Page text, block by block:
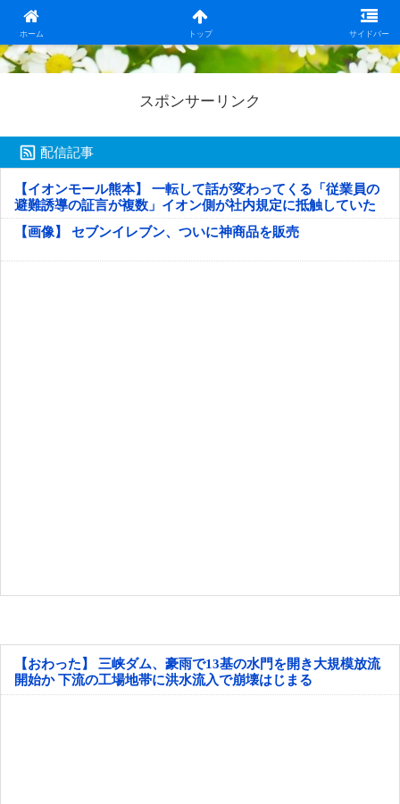
ホーム トップ サイドバー
日本第一！ニュース録
スポンサーリンク
配信記事
【イオンモール熊本】 一転して話が変わってくる「従業員の
避難誘導の証言が複数」イオン側が社内規定に抵触していた
疑い
【画像】 セブンイレブン、ついに神商品を販売
【おわった】 三峡ダム、豪雨で13基の水門を開き大規模放流
開始か 下流の工場地帯に洪水流入で崩壊はじまる